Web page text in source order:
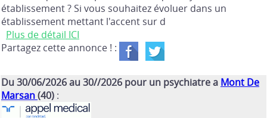
établissement ? Si vous souhaitez évoluer dans un
établissement mettant l'accent sur d
Plus de détail ICI
Partagez cette annonce ! :
Du 30/06/2026 au 30//2026 pour un psychiatre a Mont De
Marsan(40) :